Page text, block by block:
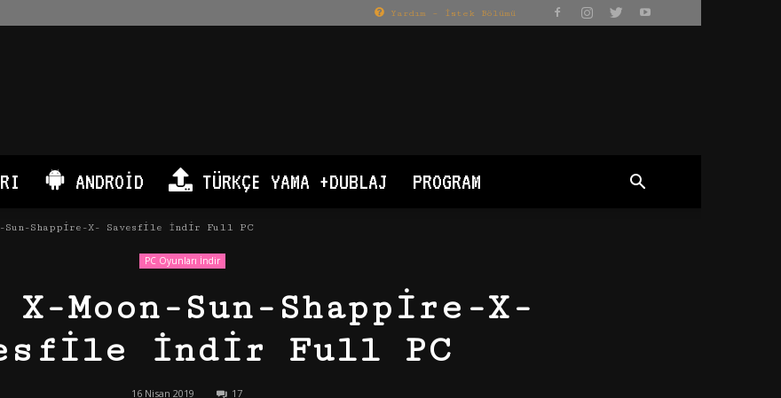
Yardım – İstek Bölümü
ANDROID TÜRKÇE YAMA +DUBLAJ PROGRAM
Sun-Shappire-X- Savesfile İndir Full PC
PC Oyunları İndir
X-Moon-Sun-Shappire-X-
İndir Full PC
16 Nisan 2019 17